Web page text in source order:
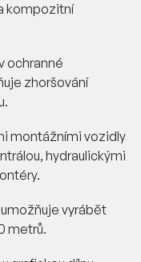
kompozitní
ochranné
zhoršování
montážními vozidly
hydraulickými
vyrábět
metrů.